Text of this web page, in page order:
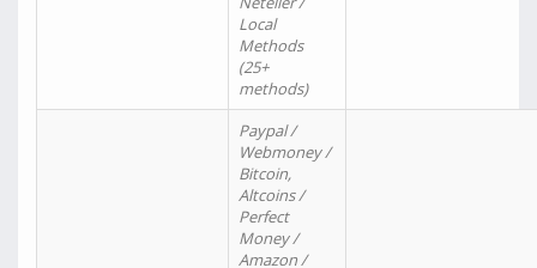
Local
Methods
(25+
methods)
Paypal /
Webmoney /
Bitcoin,
Altcoins /
Perfect
Money /
Amazon /